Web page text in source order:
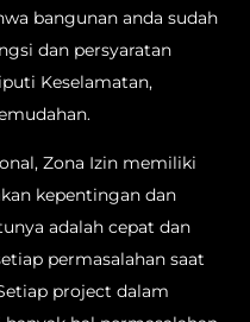
bangunan anda sudah
dan persyaratan
Keselamatan,
Zona Izin memiliki
kepentingan dan
adalah cepat dan
permasalahan saat
project dalam